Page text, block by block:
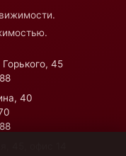
45
40
45, офис 14